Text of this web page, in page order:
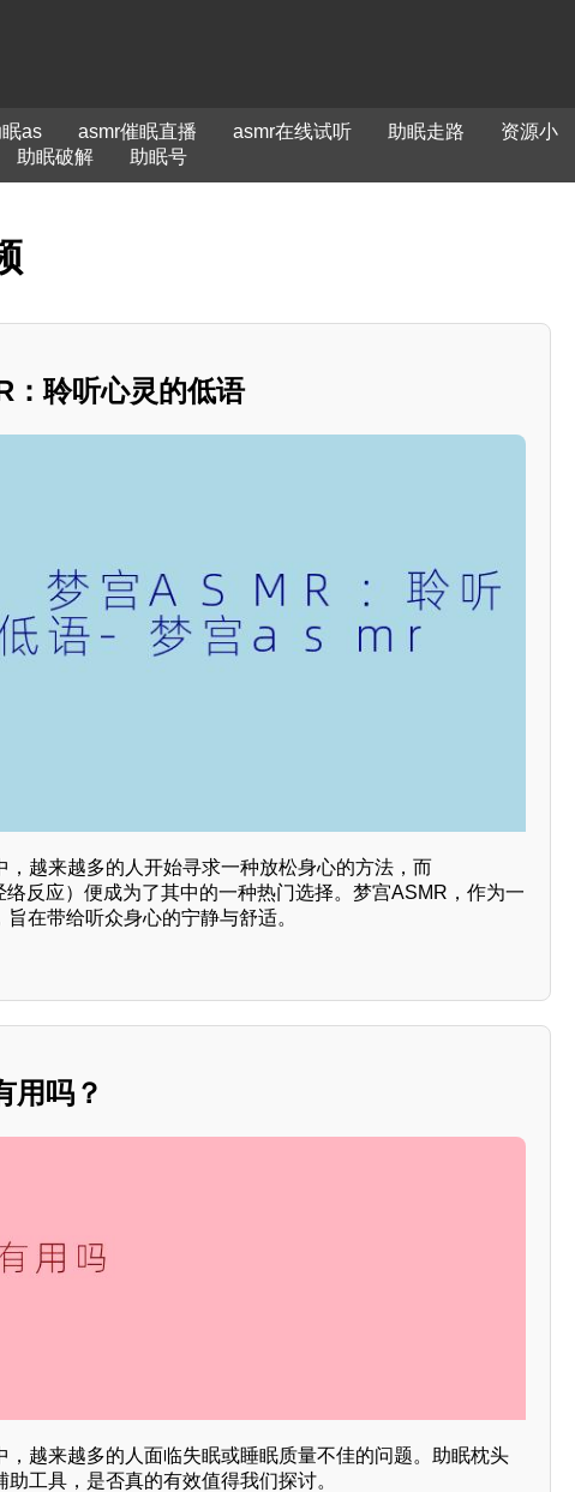
眠as asmr催眠直播 asmr在线试听 助眠走路
资源小
助眠破解 助眠号
：聆听心灵的低语
，越来越多的人开始寻求一种放松身心的方法，而
反应）便成为了其中的一种热门选择。梦宫ASMR，作为一
在带给听众身心的宁静与舒适。
用吗？
，越来越多的人面临失眠或睡眠质量不佳的问题。助眠枕头
工具，是否真的有效值得我们探讨。